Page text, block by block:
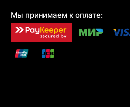
Мы принимаем к оплате: